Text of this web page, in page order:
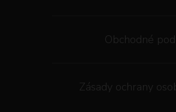
Obchodné
Zásady ochrany